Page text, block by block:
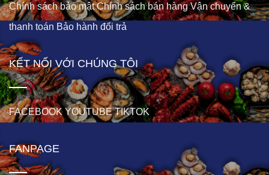
Chính sách bảo mật Chính sách bán hàng Vận chuyển &
thanh toán Bảo hành đổi trả
KẾT NỐI VỚI CHÚNG TÔI
FACEBOOK YOUTUBE TIKTOK
FANPAGE